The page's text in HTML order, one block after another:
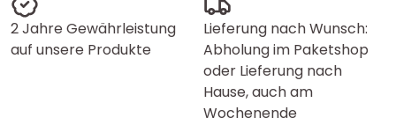
2 Jahre Gewährleistung
auf unsere Produkte
Lieferung nach Wunsch:
Abholung im Paketshop
oder Lieferung nach
Hause, auch am
Wochenende